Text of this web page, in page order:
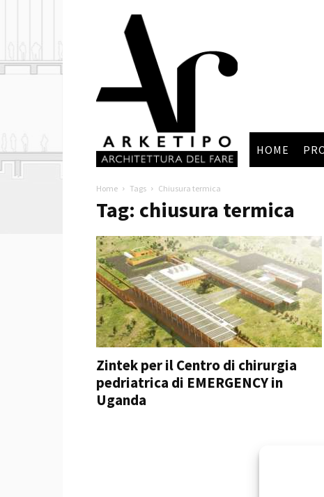
Arketipo
HOME
Home Tags Chiusura termica
Tag: chiusura termica
Zintek per il Centro di chirurgia
pedriatrica di EMERGENCY in
Uganda